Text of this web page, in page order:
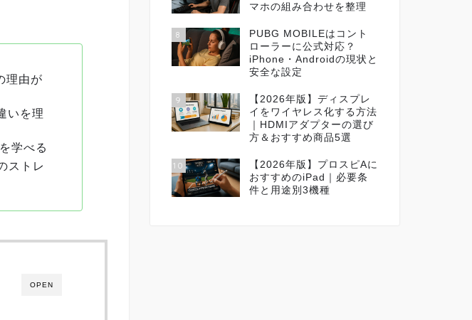
理由が
いを理
学べる
ストレ
OPEN
マホの組み合わせを整理
8
PUBG MOBILEはコント
ローラーに公式対応？
iPhone・Androidの現状と
安全な設定
9
【2026年版】ディスプレ
イをワイヤレス化する方法
｜HDMIアダプターの選び
方＆おすすめ商品5選
10
【2026年版】プロスピAに
おすすめのiPad｜必要条
件と用途別3機種